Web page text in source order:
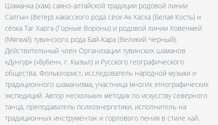
Шаманка (хам) саяно-алтайской традиции родовой линии
Салгын (Ветер) хакасского рода сёок Ах Хасха (Белая Кость) и
сёока Таг Харга (Горные Вороны) и родовой линии Ховенмей
(Мягкий) тувинского рода Бай-Кара (Великий Черный).
Действительный член Организации тувинских шаманов
«Дунгур» («Бубен», г. Кызыл) и Русского географического
общества. Фольклорист, исследователь народной музыки и
традиционного шаманизма, участница многих этнографических
экспедиций. Автор нескольких методик по искусству северного
танца, преподаватель психоэнергетики, исполнитель на
традиционных инструментах и горлового пения в стиле хай.